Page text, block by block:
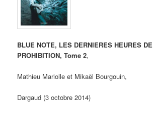
BLUE NOTE, LES DERNIERES HEURES
PROHIBITION, Tome 2,
Mathieu Mariolle et Mikaël Bourgouin,
Dargaud (3 octobre 2014)